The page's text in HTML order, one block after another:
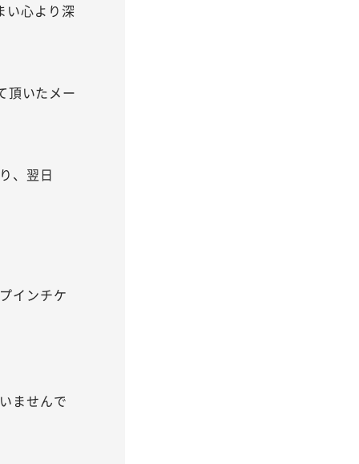
い心より深
頂いたメー
、翌日
インチケ
ませんで